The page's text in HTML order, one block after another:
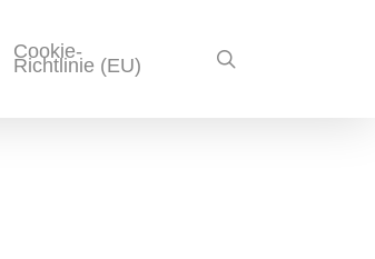
Cookie-
Richtlinie (EU)